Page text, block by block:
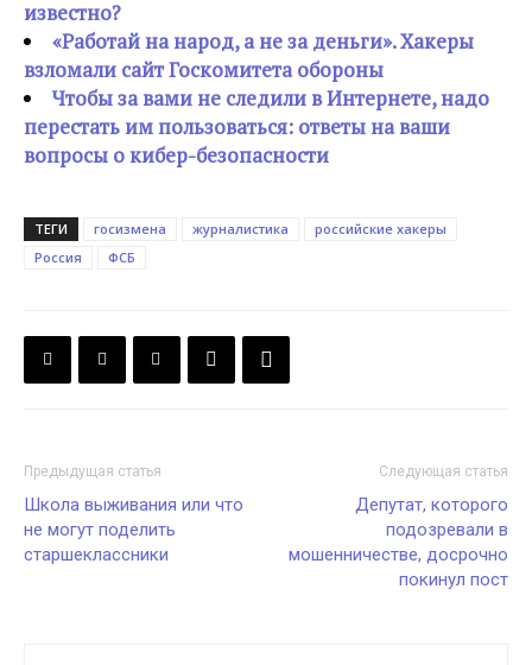
известно?
«Работай на народ, а не за деньги». Хакеры
взломали сайт Госкомитета обороны
Чтобы за вами не следили в Интернете, надо
перестать им пользоваться: ответы на ваши
вопросы о кибер-безопасности
ТЕГИ госизмена журналистика
российские хакеры
Россия
ФСБ
Предыдущая статья
Школа выживания или что
не могут поделить
старшеклассники
Следующая статья
Депутат, которого
подозревали в
мошенничестве, досрочно
покинул пост